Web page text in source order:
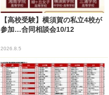
【高校受験】横須賀の私立4校が
参加…合同相談会10/12
2026.8.5